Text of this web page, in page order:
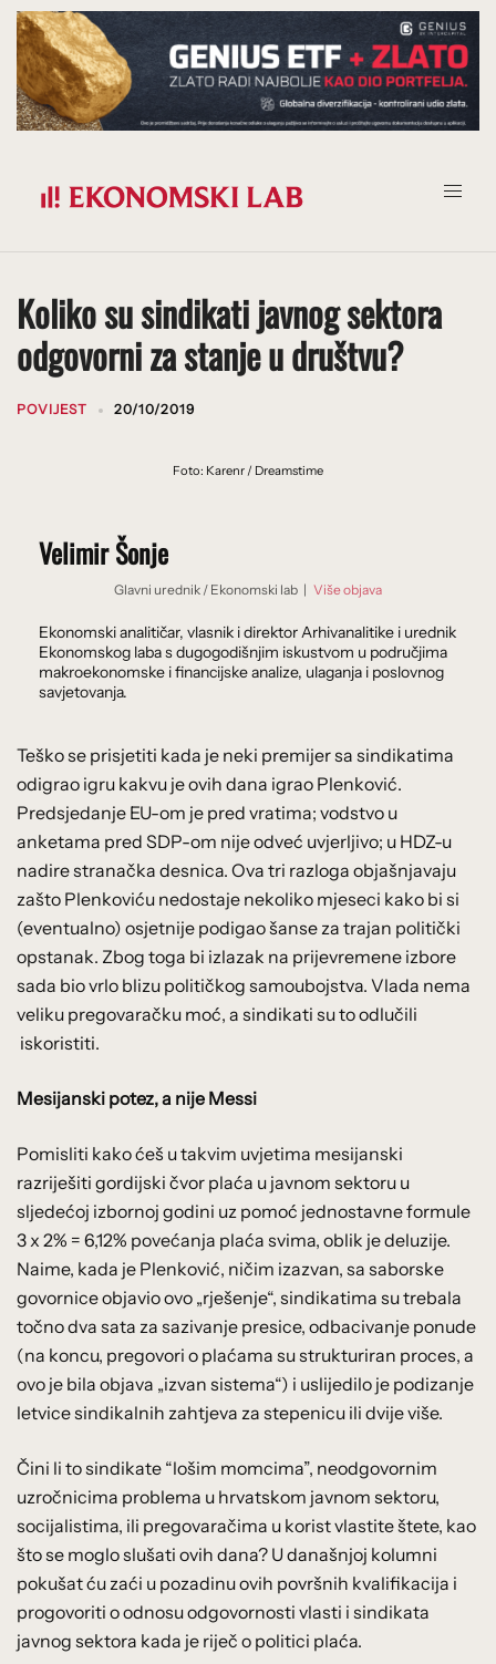
Prijeđi
na
sadržaj
Koliko su sindikati javnog sektora
odgovorni za stanje u društvu?
POVIJEST 20/10/2019
Foto: Karenr / Dreamstime
Velimir Šonje
Glavni urednik / Ekonomski lab | Više objava
Ekonomski analitičar, vlasnik i direktor Arhivanalitike i urednik
Ekonomskog laba s dugogodišnjim iskustvom u područjima
makroekonomske i financijske analize, ulaganja i poslovnog
savjetovanja.
Teško se prisjetiti kada je neki premijer sa sindikatima
odigrao igru kakvu je ovih dana igrao Plenković.
Predsjedanje EU-om je pred vratima; vodstvo u
anketama pred SDP-om nije odveć uvjerljivo; u HDZ-u
nadire stranačka desnica. Ova tri razloga objašnjavaju
zašto Plenkoviću nedostaje nekoliko mjeseci kako bi si
(eventualno) osjetnije podigao šanse za trajan politički
opstanak. Zbog toga bi izlazak na prijevremene izbore
sada bio vrlo blizu političkog samoubojstva. Vlada nema
veliku pregovaračku moć, a sindikati su to odlučili
iskoristiti.
Mesijanski potez, a nije Messi
Pomisliti kako ćeš u takvim uvjetima mesijanski
razriješiti gordijski čvor plaća u javnom sektoru u
sljedećoj izbornoj godini uz pomoć jednostavne formule
3 x 2% = 6,12% povećanja plaća svima, oblik je deluzije.
Naime, kada je Plenković, ničim izazvan, sa saborske
govornice objavio ovo „rješenje“, sindikatima su trebala
točno dva sata za sazivanje presice, odbacivanje ponude
(na koncu, pregovori o plaćama su strukturiran proces, a
ovo je bila objava „izvan sistema“) i uslijedilo je podizanje
letvice sindikalnih zahtjeva za stepenicu ili dvije više.
Čini li to sindikate “lošim momcima”, neodgovornim
uzročnicima problema u hrvatskom javnom sektoru,
socijalistima, ili pregovaračima u korist vlastite štete, kao
što se moglo slušati ovih dana? U današnjoj kolumni
pokušat ću zaći u pozadinu ovih površnih kvalifikacija i
progovoriti o odnosu odgovornosti vlasti i sindikata
javnog sektora kada je riječ o politici plaća.